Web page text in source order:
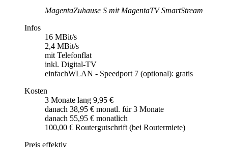
MagentaZuhause S mit MagentaTV SmartStream
Infos
16 MBit/s
2,4 MBit/s
mit Telefonflat
inkl. Digital-TV
einfachWLAN - Speedport 7 (optional): gratis
Kosten
3 Monate lang 9,95 €
danach 38,95 € monatl. für 3 Monate
danach 55,95 € monatlich
100,00 € Routergutschrift (bei Routermiete)
Preis effektiv